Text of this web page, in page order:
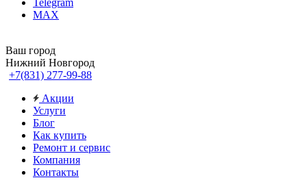
Telegram
MAX
Ваш город
Нижний Новгород
+7(831) 277-99-88
Акции
Услуги
Блог
Как купить
Ремонт и сервис
Компания
Контакты